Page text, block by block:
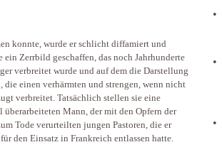
konnte, wurde er schlicht diffamiert und
Zerrbild geschaffen, das noch Jahrhunderte
verbreitet wurde und auf dem die Darstellung
einen verhärmten und strengen, wenn nicht
verbreitet. Tatsächlich stellen sie eine
Mann, der mit den Opfern der
Tode verurteilten jungen Pastoren, die er
den Einsatz in Frankreich entlassen hatte.